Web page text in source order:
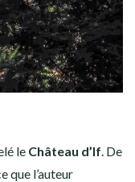
le Château d’If . De
que l’auteur